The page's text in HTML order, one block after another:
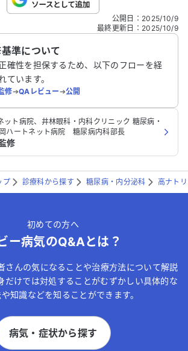
用のフォームです。氏名やご自身の病気の詳細な
送信する
公開日 ： 2025/10/9
最終更新日 ： 2025/10/9
準について
確性を担保するため、以下のフローを経
ています。
修➔QAレビュー➔公開
ット病院、井林眼科・内科クリニック 糖尿病・
ハートネット病院 糖尿病内科部長
修
プ 診療科から探す 糖尿病・内分泌科 高ナト
初めての方へ
ー病気のQ&Aとは？
さんの気になることや治療方法について解説
だけでは対処することがむずかしい具体的な
知識などを知ることができます。
病気・症状から探す